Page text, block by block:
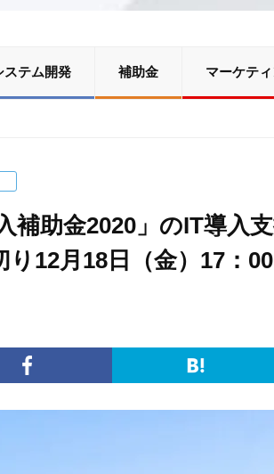
ステム開発 補助金 マーケテ
補助金2020」のIT導入
12月18日（金）17：00